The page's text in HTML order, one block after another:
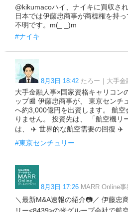
@kikumacoハイ、ナイキに買収さ
日本では伊藤忠商事が商標権を持
不明です。m(_ _)m
#ナイキ
8月3日 18:42 たろー｜大手
大手金融人事×国家資格キャリコン
ップ📰 伊藤忠商事が、 東京センチ
へ約3,000億円を出資します。 航
りません。 投資先は、 「航空機リ
は、 ✈️ 世界的な航空需要の回復 ✈️
#東京センチュリー
8月3日 17:26 MARR Online事
＼最新M&A速報の紹介📷／ 伊藤忠
リー<8439>の米グループ会社で航